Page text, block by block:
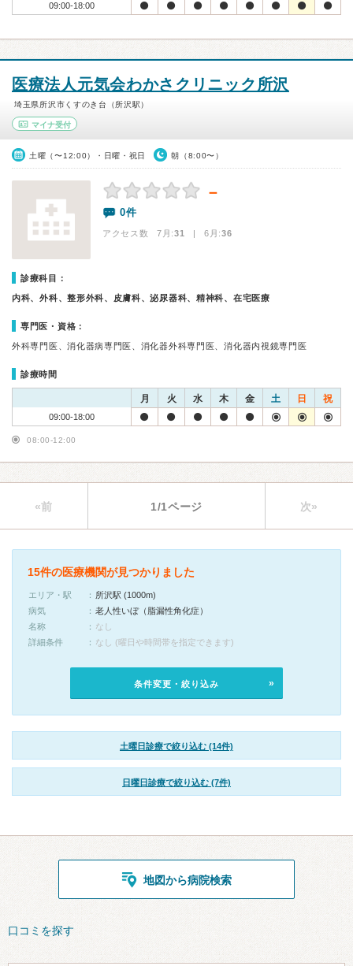
09:00-18:00
医療法人元気会わかさクリニック所沢
埼玉県所沢市くすのき台（所沢駅）
マイナ受付
土曜（〜12:00）・日曜・祝日 朝（8:00〜）
－
0件
アクセス数 7月:31 | 6月:36
診療科目：
内科、外科、整形外科、皮膚科、泌尿器科、精神科、在宅医療
専門医・資格：
外科専門医、消化器病専門医、消化器外科専門医、消化器内視鏡専門医
診療時間
月 火 水 木 金 土 日 祝
09:00-18:00
08:00-12:00
«前 1/1ページ 次»
15件の医療機関が見つかりました
エリア・駅
所沢駅 (1000m)
病気
老人性いぼ（脂漏性角化症）
名称
なし
詳細条件
なし (曜日や時間帯を指定できます)
条件変更・絞り込み
土曜日診療で絞り込む (14件)
日曜日診療で絞り込む (7件)
地図から病院検索
口コミを探す